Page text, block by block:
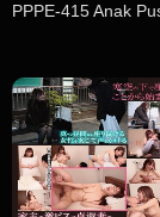
PPPE-415 Anak